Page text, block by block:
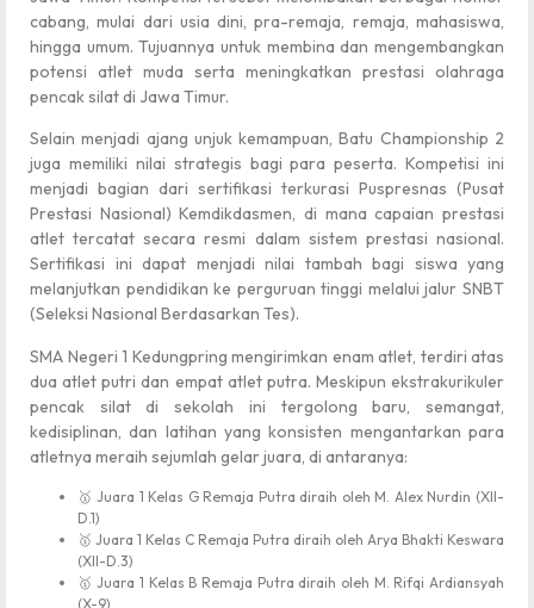
cabang, mulai dari usia dini, pra-remaja, remaja, mahasiswa,
hingga umum. Tujuannya untuk membina dan mengembangkan
potensi atlet muda serta meningkatkan prestasi olahraga
pencak silat di Jawa Timur.
Selain menjadi ajang unjuk kemampuan, Batu Championship 2
juga memiliki nilai strategis bagi para peserta. Kompetisi ini
menjadi bagian dari sertifikasi terkurasi Puspresnas (Pusat
Prestasi Nasional) Kemdikdasmen, di mana capaian prestasi
atlet tercatat secara resmi dalam sistem prestasi nasional.
Sertifikasi ini dapat menjadi nilai tambah bagi siswa yang
melanjutkan pendidikan ke perguruan tinggi melalui jalur SNBT
(Seleksi Nasional Berdasarkan Tes).
SMA Negeri 1 Kedungpring mengirimkan enam atlet, terdiri atas
dua atlet putri dan empat atlet putra. Meskipun ekstrakurikuler
pencak silat di sekolah ini tergolong baru, semangat,
kedisiplinan, dan latihan yang konsisten mengantarkan para
atletnya meraih sejumlah gelar juara, di antaranya:
🥇 Juara 1 Kelas G Remaja Putra diraih oleh M. Alex Nurdin (XII-
D.1)
🥇 Juara 1 Kelas C Remaja Putra diraih oleh Arya Bhakti Keswara
(XII-D.3)
🥇 Juara 1 Kelas B Remaja Putra diraih oleh M. Rifqi Ardiansyah
(X-9)